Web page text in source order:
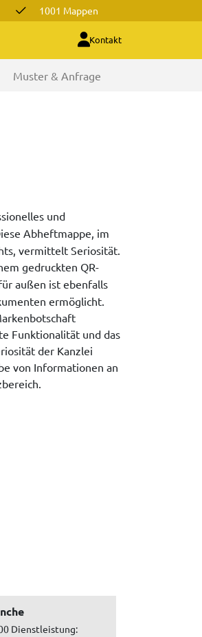
1001 Mappen
Kontakt
Muster & Anfrage
und
Abheftmappe, im
vermittelt Seriosität.
gedruckten QR-
außen ist ebenfalls
ermöglicht.
Funktionalität und das
der Kanzlei
von Informationen an
Dienstleistung: